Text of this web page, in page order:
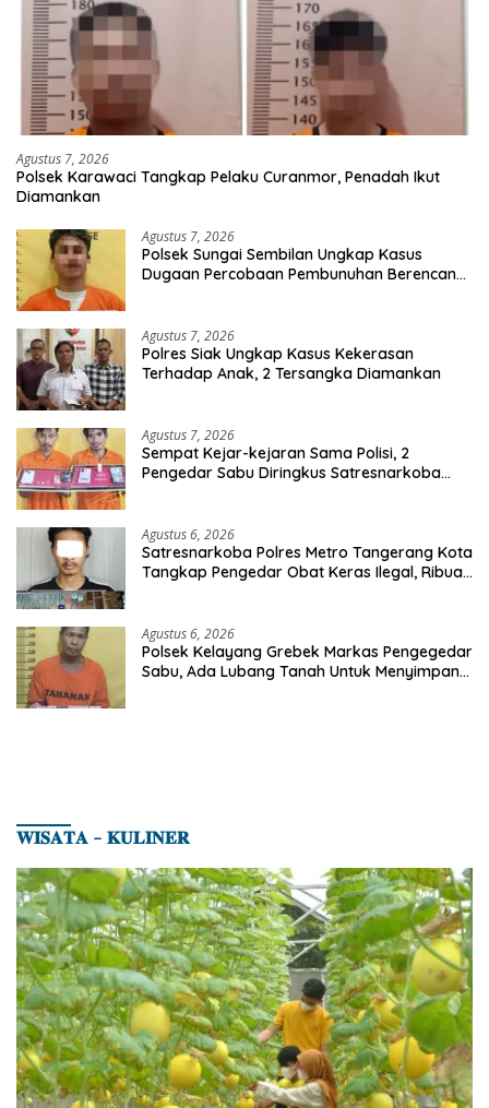
Agustus 7, 2026
Polsek Karawaci Tangkap Pelaku Curanmor, Penadah Ikut
Diamankan
Agustus 7, 2026
Polsek Sungai Sembilan Ungkap Kasus
Dugaan Percobaan Pembunuhan Berencana,
Agustus 7, 2026
Polres Siak Ungkap Kasus Kekerasan
Terhadap Anak, 2 Tersangka Diamankan
Agustus 7, 2026
Sempat Kejar-kejaran Sama Polisi, 2
Pengedar Sabu Diringkus Satresnarkoba
Agustus 6, 2026
Satresnarkoba Polres Metro Tangerang Kota
Tangkap Pengedar Obat Keras Ilegal, Ribuan
Agustus 6, 2026
Polsek Kelayang Grebek Markas Pengegedar
Sabu, Ada Lubang Tanah Untuk Menyimpan
𝐖𝐈𝐒𝐀𝐓𝐀 – 𝐊𝐔𝐋𝐈𝐍𝐄𝐑